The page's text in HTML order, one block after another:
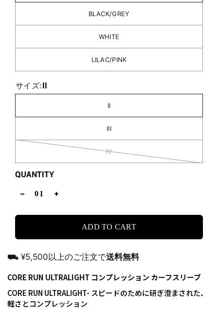
BLACK/GREY
WHITE
LILAC/PINK
サイズ: II
II
III
IV
QUANTITY
ADD TO CART
⛟ ¥5,500以上のご注文で送料無料
CORE RUN ULTRALIGHT コンプレッション カーフスリーブ
CORE RUN ULTRALIGHT- スピードのために研ぎ澄まされた、
軽さとコンプレッション